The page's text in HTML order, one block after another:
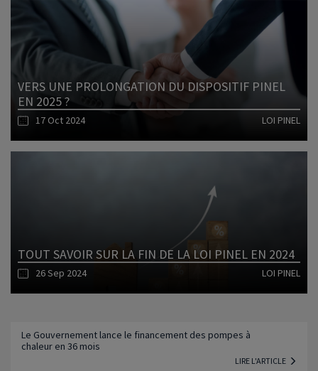
Lire l'article
VERS UNE PROLONGATION DU DISPOSITIF PINEL
EN 2025 ?
17 Oct 2024 LOI PINEL
TOUT SAVOIR SUR LA FIN DE LA LOI PINEL EN 2024
26 Sep 2024 LOI PINEL
Le Gouvernement lance le financement des pompes à
chaleur en 36 mois
LIRE L'ARTICLE